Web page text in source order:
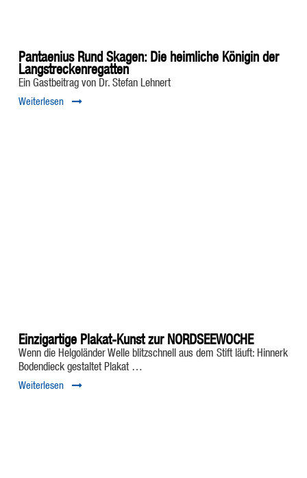
Pantaenius Rund Skagen: Die heimliche Königin der
Langstreckenregatten
Ein Gastbeitrag von Dr. Stefan Lehnert
Weiterlesen
Einzigartige Plakat-Kunst zur NORDSEEWOCHE
Wenn die Helgoländer Welle blitzschnell aus dem Stift läuft: Hinnerk
Bodendieck gestaltet Plakat …
Weiterlesen